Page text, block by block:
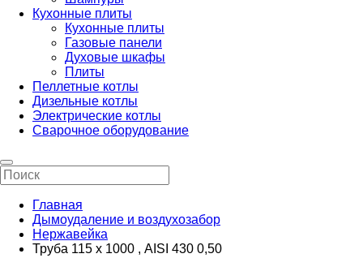
Кухонные плиты
Кухонные плиты
Газовые панели
Духовые шкафы
Плиты
Пеллетные котлы
Дизельные котлы
Электрические котлы
Сварочное оборудование
Главная
Дымоудаление и воздухозабор
Нержавейка
Труба 115 х 1000 , AISI 430 0,50